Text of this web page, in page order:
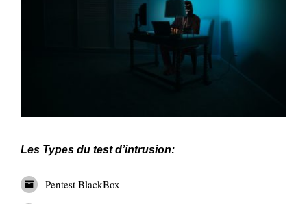
Les Types du test d’intrusion:
Pentest BlackBox